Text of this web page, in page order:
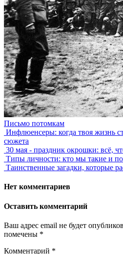
Письмо потомкам
Инфлюенсеры: когда твоя жизнь
сюжета
30 мая - праздник окрошки: всё,
Типы личности: кто мы такие и
Таинственные загадки, которые
Нет комментариев
Оставить комментарий
Ваш адрес email не будет
помечены *
Комментарий *